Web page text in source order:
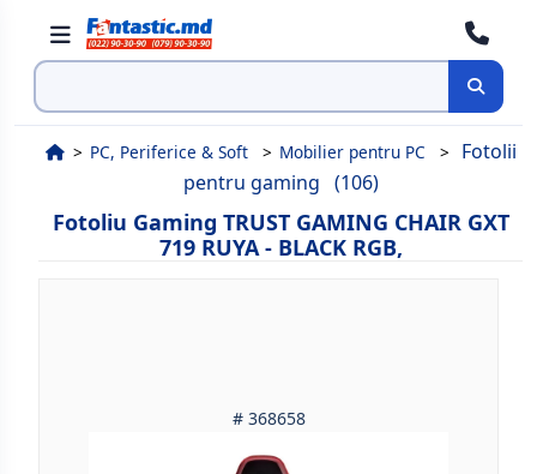
Cauta
PC, Periferice & Soft Mobilier pentru PC
Fotolii
pentru gaming (106)
Fotoliu Gaming TRUST GAMING CHAIR GXT
719 RUYA - BLACK RGB,
# 368658